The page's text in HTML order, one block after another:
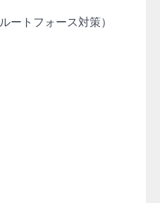
ートフォース対策）